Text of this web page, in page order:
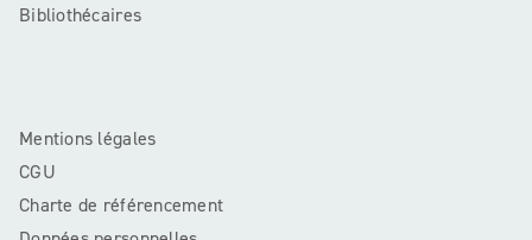
Bibliothécaires
Mentions légales
CGU
Charte de référencement